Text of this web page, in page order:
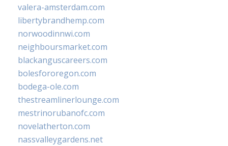
valera-amsterdam.com
libertybrandhemp.com
norwoodinnwi.com
neighboursmarket.com
blackanguscareers.com
bolesfororegon.com
bodega-ole.com
thestreamlinerlounge.com
mestrinorubanofc.com
novelatherton.com
nassvalleygardens.net